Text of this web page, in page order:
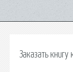
Заказать книгу